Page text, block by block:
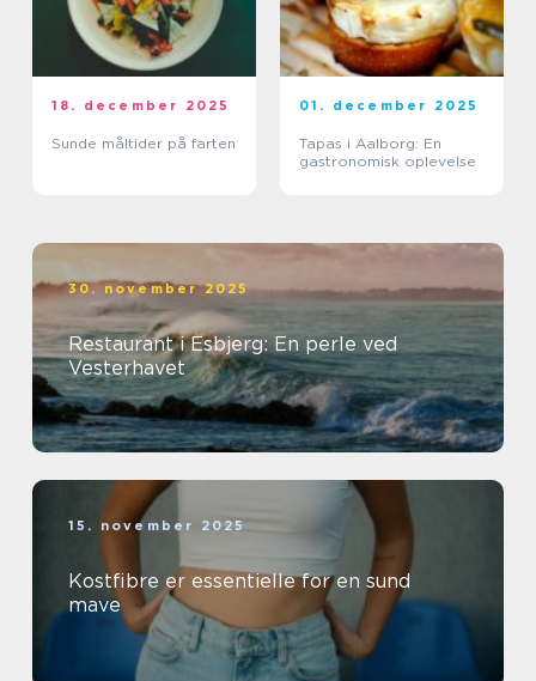
18. december 2025
Sunde måltider på farten
01. december 2025
Tapas i Aalborg: En
gastronomisk oplevelse
30. november 2025
Restaurant i Esbjerg: En perle ved
Vesterhavet
15. november 2025
Kostfibre er essentielle for en sund
mave